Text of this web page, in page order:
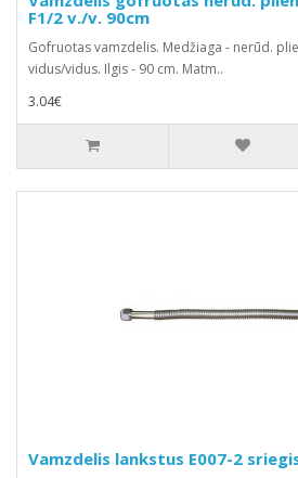
F1/2 v./v. 90cm
Gofruotas vamzdelis. Medžiaga - nerūd.
vidus/vidus. Ilgis - 90 cm. Matm..
3.04€
Vamzdelis lankstus E007-2